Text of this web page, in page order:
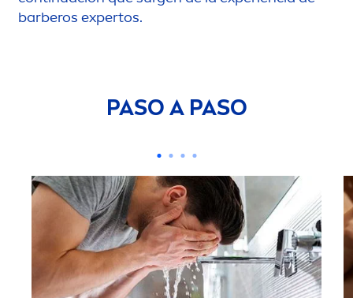
barberos expertos.
PASO A PASO